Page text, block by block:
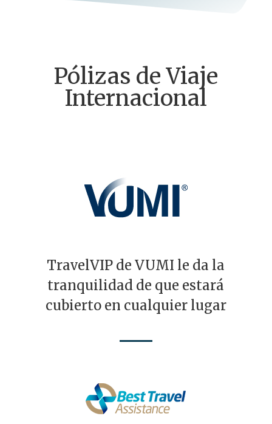
Pólizas de Viaje
Internacional
TravelVIP de VUMI le da la
tranquilidad de que estará
cubierto en cualquier lugar